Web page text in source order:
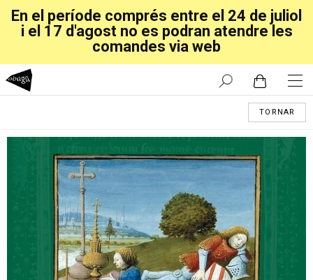
En el període comprés entre el 24 de juliol
i el 17 d'agost no es podran atendre les
comandes via web
TORNAR